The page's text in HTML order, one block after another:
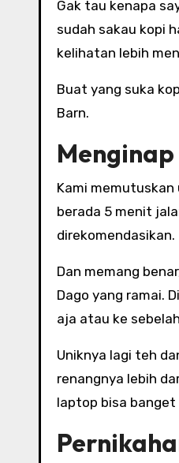
Gak tau kenapa
sudah sakau kopi
kelihatan lebih
Buat yang suka
Barn.
Kami
berada 5 menit
direkomendasikan.
Dan memang
Dago yang ramai.
aja atau ke
Uniknya lagi teh
renangnya lebih
laptop bisa banget